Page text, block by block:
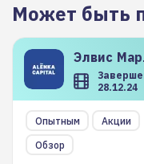
Может быть
Элвис
28.12.24
Опытным
Акции
Обзор